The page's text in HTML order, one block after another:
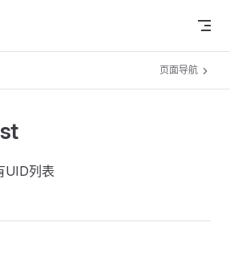
页面导航
UID列表